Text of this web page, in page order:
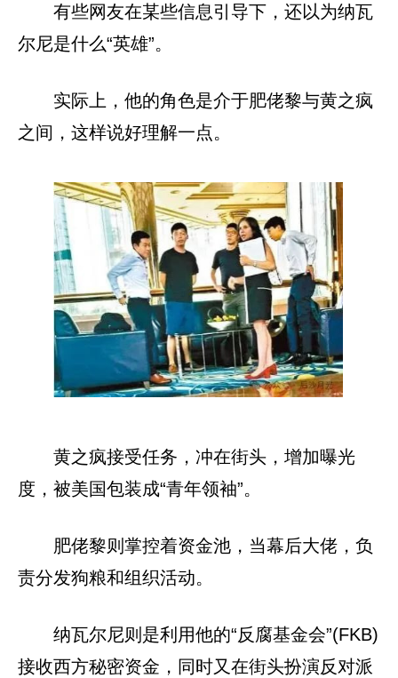
有些网友在某些信息引导下，还以为纳瓦
尔尼是什么“英雄”。
实际上，他的角色是介于肥佬黎与黄之疯
之间，这样说好理解一点。
黄之疯接受任务，冲在街头，增加曝光
度，被美国包装成“青年领袖”。
肥佬黎则掌控着资金池，当幕后大佬，负
责分发狗粮和组织活动。
纳瓦尔尼则是利用他的“反腐基金会”(FKB)
接收西方秘密资金，同时又在街头扮演反对派